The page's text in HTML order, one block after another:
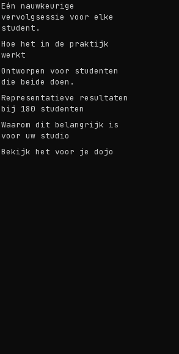
Eén nauwkeurige
vervolgsessie voor elke
student.
Hoe het in de praktijk
werkt
Ontworpen voor studenten
die beide doen.
Representatieve resultaten
bij 180 studenten
Waarom dit belangrijk is
voor uw studio
Bekijk het voor je dojo